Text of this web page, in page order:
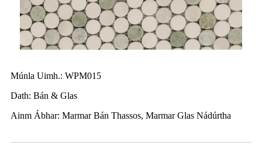
Múnla Uimh.: WPM015
Dath: Bán & Glas
Ainm Ábhar: Marmar Bán Thassos, Marmar Glas Nádúrtha